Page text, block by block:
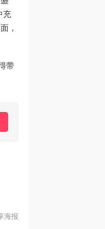
充
，
带
海报